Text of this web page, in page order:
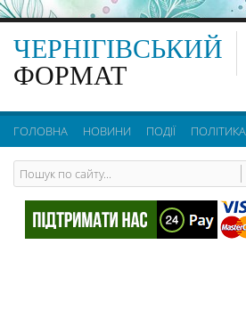
ЧЕРНІГІВСЬКИЙ
ФОРМАТ
ГОЛОВНА НОВИНИ ПОДІЇ ПОЛІТИКА